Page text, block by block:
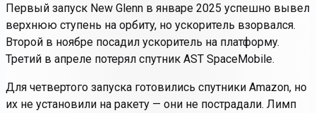
Первый запуск New Glenn в январе 2025 успешно вывел
верхнюю ступень на орбиту, но ускоритель взорвался.
Второй в ноябре посадил ускоритель на платформу.
Третий в апреле потерял спутник AST SpaceMobile.
Для четвертого запуска готовились спутники Amazon, но
их не установили на ракету — они не пострадали. Лимп